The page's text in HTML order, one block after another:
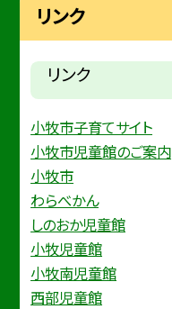
リンク
リンク
小牧市子育てサイト
小牧市児童館のご案内
小牧市
わらべかん
しのおか児童館
小牧児童館
小牧南児童館
西部児童館